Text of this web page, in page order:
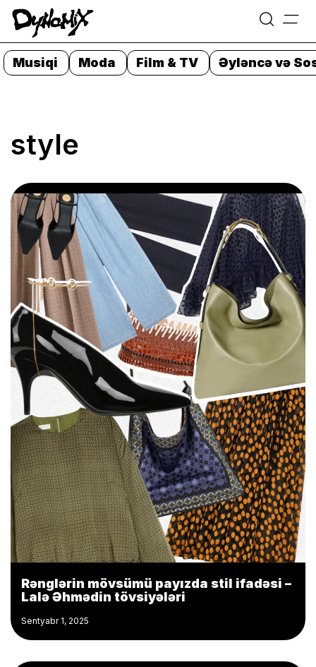
Skip
to
content
=
Musiqi Moda Film & TV Əyləncə və
style
Rənglərin mövsümü payızda stil ifadəsi –
Lalə Əhmədin tövsiyələri
Sentyabr 1, 2025